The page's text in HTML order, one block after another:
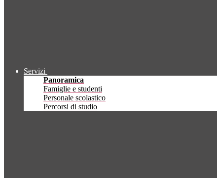
Servizi
Panoramica
Famiglie e studenti
Personale scolastico
Percorsi di studio